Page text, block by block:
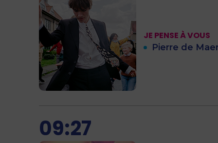
JE PENSE À VOUS
Pierre de
09:27